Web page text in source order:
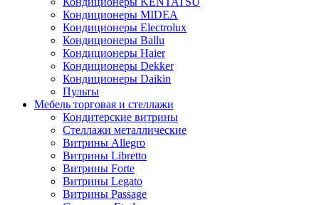
Кондиционеры MIDEA
Кондиционеры Electrolux
Кондиционеры Ballu
Кондиционеры Haier
Кондиционеры Dekker
Кондиционеры Daikin
Пульты
Мебель торговая и стеллажи
Кондитерские витрины
Стеллажи металлические
Витрины Allegro
Витрины Libretto
Витрины Forte
Витрины Legato
Витрины Passage